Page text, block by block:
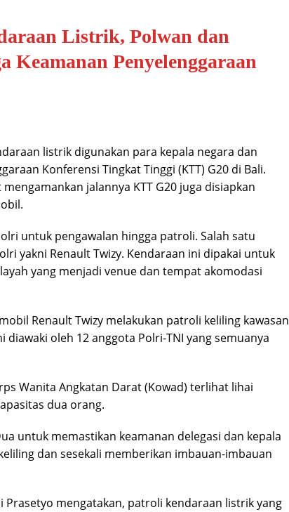
Listrik, Polwan dan
Keamanan Penyelenggaraan
listrik digunakan para kepala negara dan
Konferensi Tingkat Tinggi (KTT) G20 di Bali.
jalannya KTT G20 juga disiapkan
untuk pengawalan hingga patroli. Salah satu
yakni Renault Twizy. Kendaraan ini dipakai untuk
yang menjadi venue dan tempat akomodasi
Renault Twizy melakukan patroli keliling kawasan
diawaki oleh 12 anggota Polri-TNI yang semuanya
Wanita Angkatan Darat (Kowad) terlihat lihai
dua orang.
untuk memastikan keamanan delegasi dan kepala
dan sesekali memberikan imbauan-imbauan
Prasetyo mengatakan, patroli kendaraan listrik yang